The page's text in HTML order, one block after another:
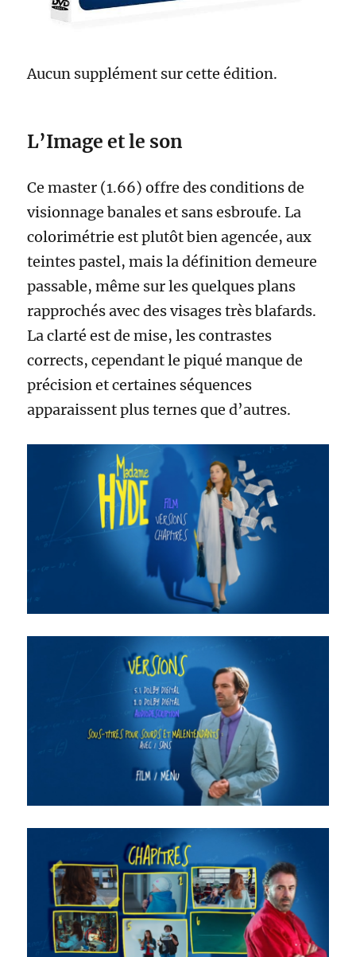
Aucun supplément sur cette édition.
L’Image et le son
Ce master (1.66) offre des conditions de
visionnage banales et sans esbroufe. La
colorimétrie est plutôt bien agencée, aux
teintes pastel, mais la définition demeure
passable, même sur les quelques plans
rapprochés avec des visages très blafards.
La clarté est de mise, les contrastes
corrects, cependant le piqué manque de
précision et certaines séquences
apparaissent plus ternes que d’autres.